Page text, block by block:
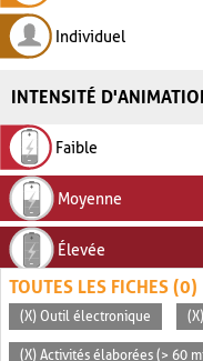
Individuel
INTENSITÉ
Faible
Moyenne
Élevée
TOUTES LES FICHES (0)
(X) Outil électronique
(X) Activités élaborées (> 60